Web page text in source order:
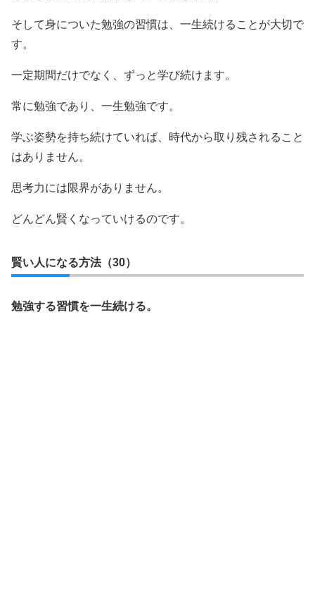
そして身についた勉強の習慣は、一生続けることが大切で
す。
一定期間だけでなく、ずっと学び続けます。
常に勉強であり、一生勉強です。
学ぶ姿勢を持ち続けていれば、時代から取り残されること
はありません。
思考力には限界がありません。
どんどん賢くなっていけるのです。
賢い人になる方法（30）
勉強する習慣を一生続ける。